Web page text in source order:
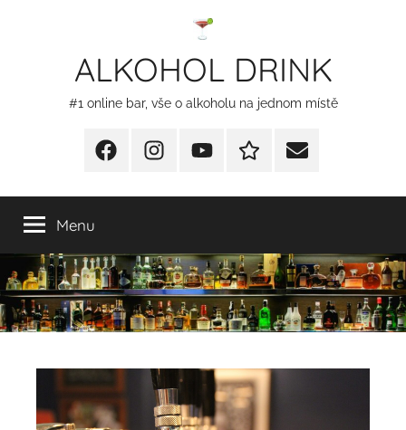
ALKOHOL DRINK
#1 online bar, vše o alkoholu na jednom místě
FacebookInstagram
YT
Redakční
E-
Menu